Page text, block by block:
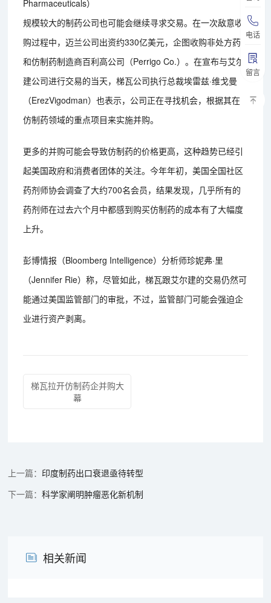
电话
留言
Pharmaceuticals）
规模较大的制药公司也可能会继续寻求交易。在一次敌意收
购过程中，迈兰公司出资约330亿美元，企图收购非处方药
和仿制药制造商百利高公司（Perrigo Co.）。在宣布与艾尔
建公司进行交易的当天，梯瓦公司执行总裁埃雷兹·维戈曼
（ErezVigodman）也表示，公司正在寻找机会，根据其在
仿制药领域的重点项目来实施并购。
更多的并购可能会导致仿制药的价格更高，这种趋势已经引
起美国政府和消费者团体的关注。今年年初，美国全国社区
药剂师协会调查了大约700名会员，结果发现，几乎所有的
药剂师在过去六个月中都感到购买仿制药的成本有了大幅度
上升。
彭博情报（Bloomberg Intelligence）分析师珍妮弗·里
（Jennifer Rie）称，尽管如此，梯瓦跟艾尔建的交易仍然可
能通过美国监管部门的审批，不过，监管部门可能会强迫企
业进行资产剥离。
梯瓦拉开仿制药企并购大
幕
印度制药出口衰退亟待转型
科学家阐明肿瘤恶化新机制
相关新闻